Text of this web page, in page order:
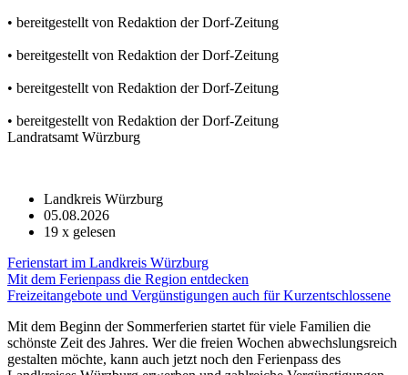
• bereitgestellt von Redaktion der Dorf-Zeitung
• bereitgestellt von Redaktion der Dorf-Zeitung
• bereitgestellt von Redaktion der Dorf-Zeitung
• bereitgestellt von Redaktion der Dorf-Zeitung
Landratsamt Würzburg
Landkreis Würzburg
05.08.2026
19 x gelesen
Ferienstart im Landkreis Würzburg
Mit dem Ferienpass die Region entdecken
Freizeitangebote und Vergünstigungen auch für Kurzentschlossene
Mit dem Beginn der Sommerferien startet für viele Familien die
schönste Zeit des Jahres. Wer die freien Wochen abwechslungsreich
gestalten möchte, kann auch jetzt noch den Ferienpass des